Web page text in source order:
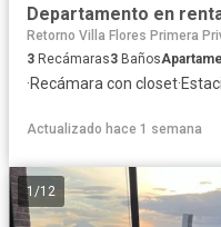
Departamento en
Retorno Villa Flores Primera
3 Recámaras3 Baños
·Recámara con closet·
Actualizado hace 1 semana
1 /12